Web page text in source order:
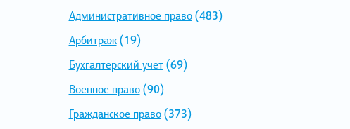
Административное право(483)
Арбитраж(19)
Бухгалтерский учет(69)
Военное право(90)
Гражданское право(373)